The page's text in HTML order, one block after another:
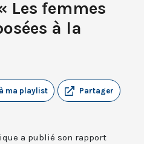
Les femmes
à la
Partager
ma playlist
a publié son rapport